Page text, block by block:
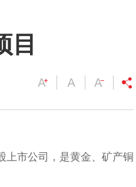
目
市公司，是黄金、矿产铜